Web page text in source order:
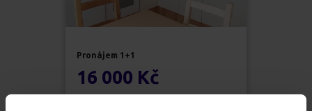
Pronájem 1+1
16 000 Kč